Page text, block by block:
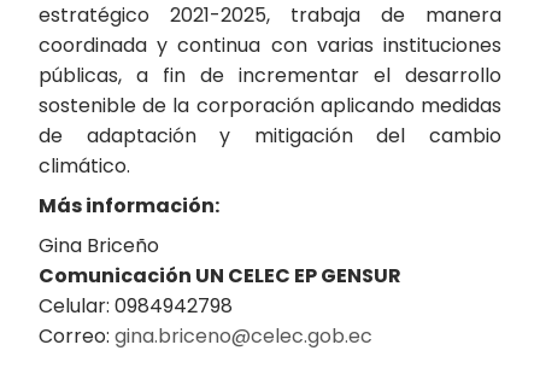
estratégico 2021-2025, trabaja de manera
coordinada y continua con varias instituciones
públicas, a fin de incrementar el desarrollo
sostenible de la corporación aplicando medidas
de adaptación y mitigación del cambio
climático.
Más información:
Gina Briceño
Comunicación UN CELEC EP GENSUR
Celular: 0984942798
Correo: gina.briceno@celec.gob.ec